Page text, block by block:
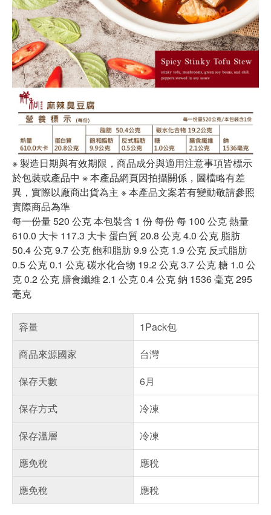
※ 製造日期與有效期限，商品成分與適用注意事項皆標示
於包裝或產品中 ※ 本產品網頁因拍攝關係，圖檔略有差
異，實際以廠商出貨為主 ※ 本產品文案若有變動敬請參照
實際商品為準
每一份量 520 公克 本包裝含 1 份 每份 每 100 公克 熱量
610.0 大卡 117.3 大卡 蛋白質 20.8 公克 4.0 公克 脂肪
50.4 公克 9.7 公克 飽和脂肪 9.9 公克 1.9 公克 反式脂肪
0.5 公克 0.1 公克 碳水化合物 19.2 公克 3.7 公克 糖 1.0 公
克 0.2 公克 膳食纖維 2.1 公克 0.4 公克 鈉 1536 毫克 295
毫克
容量
1Pack包
商品來源國家
台灣
保存天數
6月
保存方式
冷凍
保存溫層
冷凍
應免稅
應稅
應免稅
應稅